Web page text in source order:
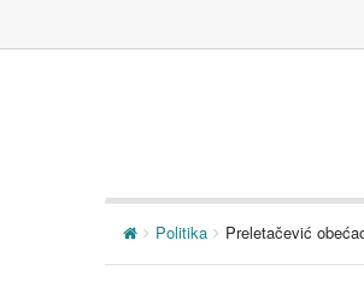
Politika Preletačević